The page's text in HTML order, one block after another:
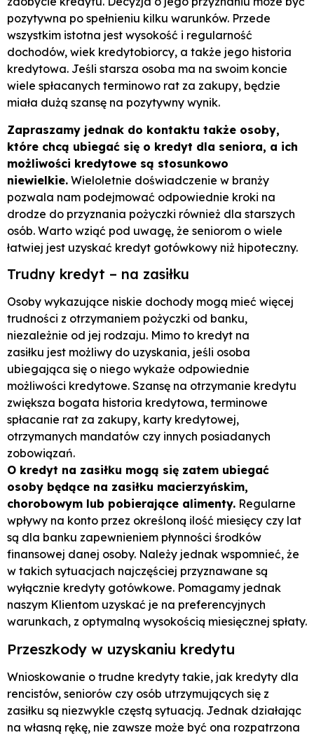
pozytywna po spełnieniu kilku warunków. Przede
wszystkim istotna jest wysokość i regularność
dochodów, wiek kredytobiorcy, a także jego historia
kredytowa. Jeśli starsza osoba ma na swoim koncie
wiele spłacanych terminowo rat za zakupy, będzie
miała dużą szansę na pozytywny wynik.
Zapraszamy jednak do kontaktu także osoby,
które chcą ubiegać się o kredyt dla seniora, a ich
możliwości kredytowe są stosunkowo
niewielkie. Wieloletnie doświadczenie w branży
pozwala nam podejmować odpowiednie kroki na
drodze do przyznania pożyczki również dla starszych
osób. Warto wziąć pod uwagę, że seniorom o wiele
łatwiej jest uzyskać kredyt gotówkowy niż hipoteczny.
Trudny kredyt – na zasiłku
Osoby wykazujące niskie dochody mogą mieć więcej
trudności z otrzymaniem pożyczki od banku,
niezależnie od jej rodzaju. Mimo to kredyt na
zasiłku jest możliwy do uzyskania, jeśli osoba
ubiegająca się o niego wykaże odpowiednie
możliwości kredytowe. Szansę na otrzymanie kredytu
zwiększa bogata historia kredytowa, terminowe
spłacanie rat za zakupy, karty kredytowej,
otrzymanych mandatów czy innych posiadanych
zobowiązań.
O kredyt na zasiłku mogą się zatem ubiegać
osoby będące na zasiłku macierzyńskim,
chorobowym lub pobierające alimenty. Regularne
wpływy na konto przez określoną ilość miesięcy czy lat
są dla banku zapewnieniem płynności środków
finansowej danej osoby. Należy jednak wspomnieć, że
w takich sytuacjach najczęściej przyznawane są
wyłącznie kredyty gotówkowe. Pomagamy jednak
naszym Klientom uzyskać je na preferencyjnych
warunkach, z optymalną wysokością miesięcznej spłaty.
Przeszkody w uzyskaniu kredytu
Wnioskowanie o trudne kredyty takie, jak kredyty dla
rencistów, seniorów czy osób utrzymujących się z
zasiłku są niezwykle częstą sytuacją. Jednak działając
na własną rękę, nie zawsze może być ona rozpatrzona